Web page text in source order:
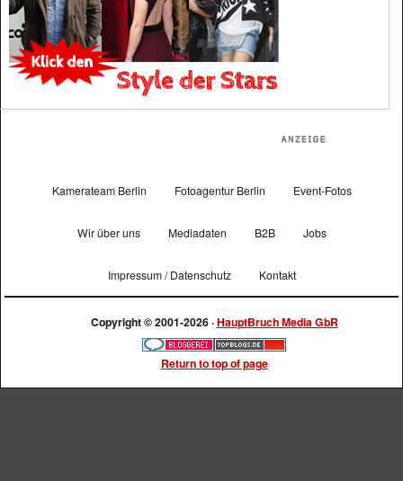
Kamerateam Berlin Fotoagentur Berlin Event-Fotos
Wir über uns Mediadaten B2B Jobs
Impressum / Datenschutz Kontakt
Copyright © 2001-2026 ·HauptBruch Media GbR
Return to top of page